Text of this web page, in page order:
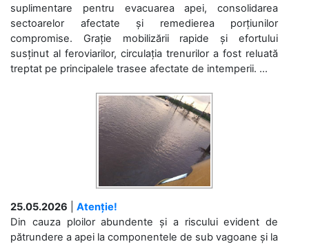
suplimentare pentru evacuarea apei, consolidarea
sectoarelor afectate și remedierea porțiunilor
compromise. Grație mobilizării rapide și efortului
susținut al feroviarilor, circulația trenurilor a fost reluată
treptat pe principalele trasee afectate de intemperii. ...
25.05.2026
Atenție!
Din cauza ploilor abundente și a riscului evident de
pătrundere a apei la componentele de sub vagoane și la